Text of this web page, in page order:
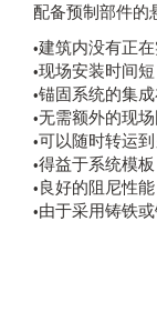
配备预制部件的
•建筑内没有正
•现场安装时间短
•锚固系统的集
•无需额外的现
•可以随时转运
•得益于系统模
•良好的阻尼性能
•由于采用铸铁